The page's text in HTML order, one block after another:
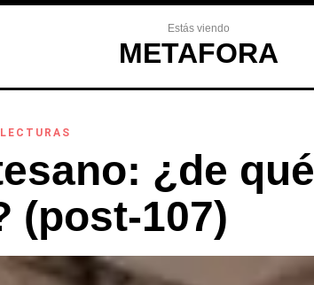
Estás viendo
METAFORA
LECTURAS
¿de qué
(post-107)